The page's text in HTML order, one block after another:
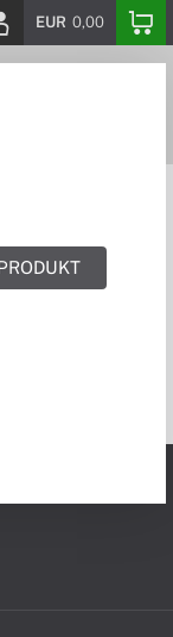
EUR 0,00